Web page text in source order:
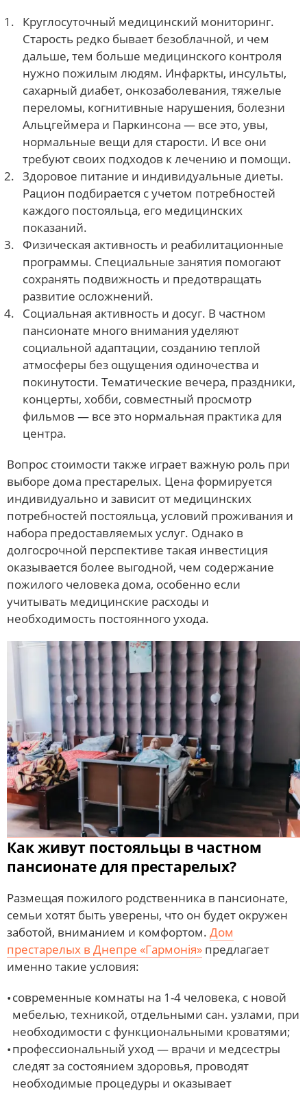
Круглосуточный медицинский мониторинг.
Старость редко бывает безоблачной, и чем
дальше, тем больше медицинского контроля
нужно пожилым людям. Инфаркты, инсульты,
сахарный диабет, онкозаболевания, тяжелые
переломы, когнитивные нарушения, болезни
Альцгеймера и Паркинсона — все это, увы,
нормальные вещи для старости. И все они
требуют своих подходов к лечению и помощи.
Здоровое питание и индивидуальные диеты.
Рацион подбирается с учетом потребностей
каждого постояльца, его медицинских
показаний.
Физическая активность и реабилитационные
программы. Специальные занятия помогают
сохранять подвижность и предотвращать
развитие осложнений.
Социальная активность и досуг. В частном
пансионате много внимания уделяют
социальной адаптации, созданию теплой
атмосферы без ощущения одиночества и
покинутости. Тематические вечера, праздники,
концерты, хобби, совместный просмотр
фильмов — все это нормальная практика для
центра.
Вопрос стоимости также играет важную роль при
выборе дома престарелых. Цена формируется
индивидуально и зависит от медицинских
потребностей постояльца, условий проживания и
набора предоставляемых услуг. Однако в
долгосрочной перспективе такая инвестиция
оказывается более выгодной, чем содержание
пожилого человека дома, особенно если
учитывать медицинские расходы и
необходимость постоянного ухода.
Как живут постояльцы в частном
пансионате для престарелых?
Размещая пожилого родственника в пансионате,
семьи хотят быть уверены, что он будет окружен
заботой, вниманием и комфортом. Дом
престарелых в Днепре «Гармонія» предлагает
именно такие условия:
современные комнаты на 1-4 человека, с новой
мебелью, техникой, отдельными сан. узлами, при
необходимости с функциональными кроватями;
профессиональный уход — врачи и медсестры
следят за состоянием здоровья, проводят
необходимые процедуры и оказывает